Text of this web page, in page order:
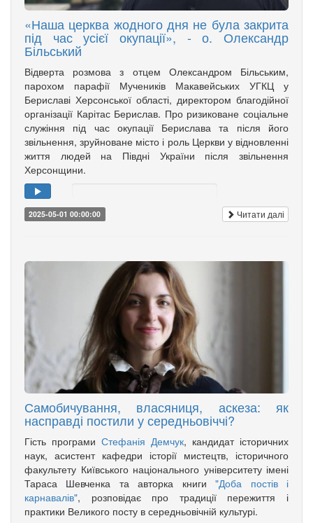
«Наша церква жодного дня не була закрита
під час усієї окупації», - о. Олександр
Більський
Відверта розмова з отцем Олександром Більським,
парохом парафії Мучеників Макавейських УГКЦ у
Бериславі Херсонської області, директором благодійної
організації Карітас Берислав. Про ризиковане соціальне
служіння під час окупації Берислава та після його
звільнення, зруйноване місто і роль Церкви у відновленні
життя людей на Півдні України після звільнення
Херсонщини.
2025-05-01 00:00:00 Читати далі
Самобичування, власяниця, аскеза: як
насправді постили у середньовіччі?
Гість програми Стефанія Демчук, кандидат історичних
наук, асистент кафедри історії мистецтв, історичного
факультету Київського національного університету імені
Тараса Шевченка та авторка книги"Доба постів і
карнавалів", розповідає про традиції пережиття і
практики Великого посту в середньовічній культурі.